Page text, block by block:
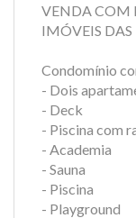
VENDA COM
IMÓVEIS
Condomínio
- Dois
- Deck
- Piscina com
- Academia
- Sauna
- Piscina
- Playground